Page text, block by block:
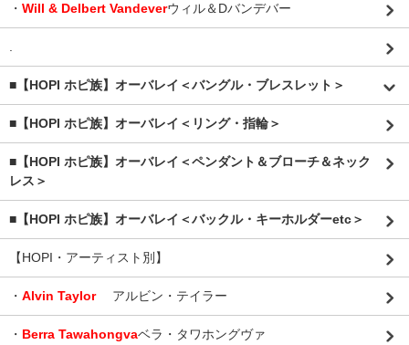
・ Will & Delbert Vandeverウィル＆Dバンデバー
.
■【HOPI ホピ族】オーバレイ＜バングル・ブレスレット＞
■【HOPI ホピ族】オーバレイ＜リング・指輪＞
■【HOPI ホピ族】オーバレイ＜ペンダント＆ブローチ＆ネック
レス＞
■【HOPI ホピ族】オーバレイ＜バックル・キーホルダーetc＞
【HOPI・アーティスト別】
・ Alvin Taylor アルビン・テイラー
・ Berra Tawahongvaベラ・タワホングヴァ